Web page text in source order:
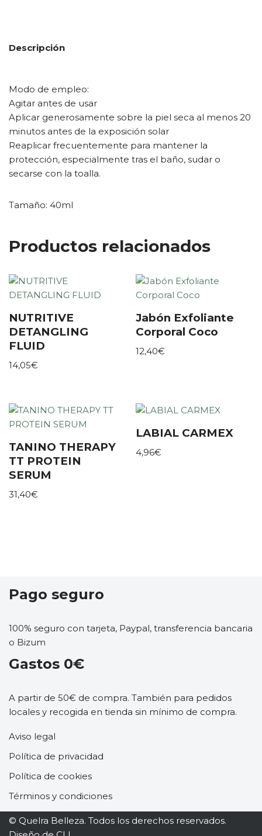
Descripción
Modo de empleo:
Agitar antes de usar
Aplicar generosamente sobre la piel seca al menos 20
minutos antes de la exposición solar
Reaplicar frecuentemente para mantener la
protección, especialmente tras el baño, sudar o
secarse con la toalla.
Tamaño: 40ml
Productos relacionados
NUTRITIVE
DETANGLING
FLUID
14,05€
Jabón Exfoliante
Corporal Coco
12,40€
TANINO THERAPY
TT PROTEIN
SERUM
31,40€
LABIAL CARMEX
4,96€
Pago seguro
100% seguro con tarjeta, Paypal, transferencia bancaria
o Bizum
Gastos 0€
A partir de 50€ de compra. También para pedidos
locales y recogida en tienda sin mínimo de compra.
Aviso legal
Política de privacidad
Política de cookies
Términos y condiciones
© Quelra Belleza. Todos los derechos reservados.